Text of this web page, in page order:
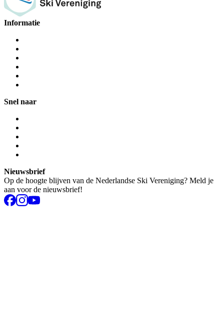
Informatie
Snel naar
Nieuwsbrief
Op de hoogte blijven van de Nederlandse Ski Vereniging? Meld je
aan voor de nieuwsbrief!